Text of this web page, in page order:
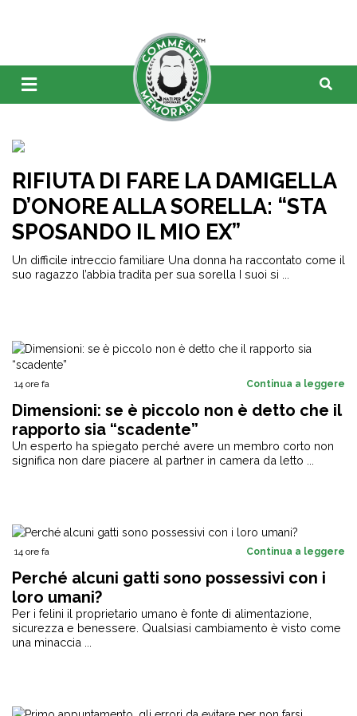
RIFIUTA DI FARE LA DAMIGELLA
D’ONORE ALLA SORELLA: “STA
SPOSANDO IL MIO EX”
Un difficile intreccio familiare Una donna ha raccontato come il
suo ragazzo l’abbia tradita per sua sorella I suoi si ...
14 ore fa Continua a leggere
Dimensioni: se è piccolo non è detto che il
rapporto sia “scadente”
Un esperto ha spiegato perché avere un membro corto non
significa non dare piacere al partner in camera da letto ...
14 ore fa Continua a leggere
Perché alcuni gatti sono possessivi con i
loro umani?
Per i felini il proprietario umano è fonte di alimentazione,
sicurezza e benessere. Qualsiasi cambiamento è visto come
una minaccia ...